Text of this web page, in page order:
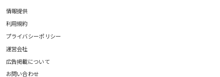
情報提供
利用規約
プライバシーポリシー
運営会社
広告掲載について
お問い合わせ